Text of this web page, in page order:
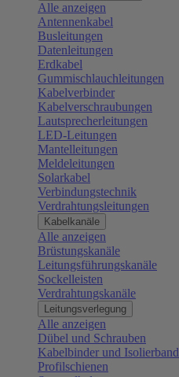
Alle anzeigen
Antennenkabel
Busleitungen
Datenleitungen
Erdkabel
Gummischlauchleitungen
Kabelverbinder
Kabelverschraubungen
Lautsprecherleitungen
LED-Leitungen
Mantelleitungen
Meldeleitungen
Solarkabel
Verbindungstechnik
Verdrahtungsleitungen
Kabelkanäle
Alle anzeigen
Brüstungskanäle
Leitungsführungskanäle
Sockelleisten
Verdrahtungskanäle
Leitungsverlegung
Alle anzeigen
Dübel und Schrauben
Kabelbinder und Isolierband
Profilschienen